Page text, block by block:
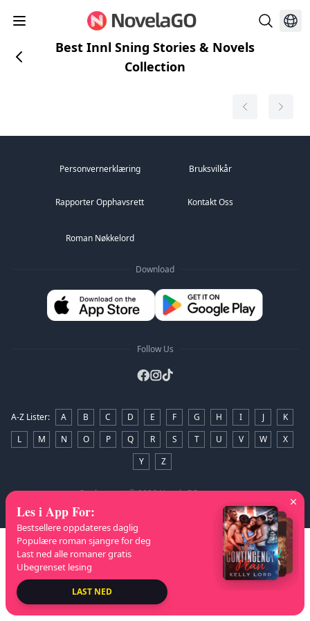
Best Innl Sning Stories & Novels
Collection
Personvernerklæring Bruksvilkår
Rapporter Opphavsrett Kontakt Oss
Roman Nøkkelord
Download
Follow Us
A-Z Lister: A B C D E F G H I J
K
L
M N O P Q R S T U V W
X
Y
Z
Opphavsrett© 2026 NovelaGO
Les i App For:
Bestsellere oppdateres daglig
Populære roman sjangre for deg
Last ned alle romaner gratis
Ubegrenset lesing
LAST NED